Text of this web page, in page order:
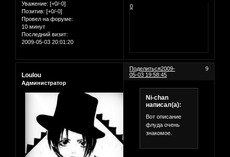
Уважение: [+0/-0]
Позитив: [+0/-0]
Провел на форуме:
10 минут
Последний визит:
2009-05-03 20:01:20
0
Поделиться 9
2009-
05-03 19:58:45
Loulou
Администратор
Ni-chan
написал(а):
Вот описание
флуда очень
знакомое.